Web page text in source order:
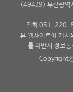
(49429) 부산광역
전화 051-220-
본 웹사이트에 게시
를 위반시 정보